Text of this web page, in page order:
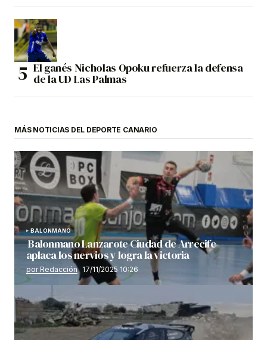
El ganés Nicholas Opoku refuerza la defensa
de la UD Las Palmas
MÁS NOTICIAS DEL DEPORTE CANARIO
BALONMANO
Balonmano Lanzarote Ciudad de Arrecife
aplaca los nervios y logra la victoria
por Redacción 17/11/2025 10:26